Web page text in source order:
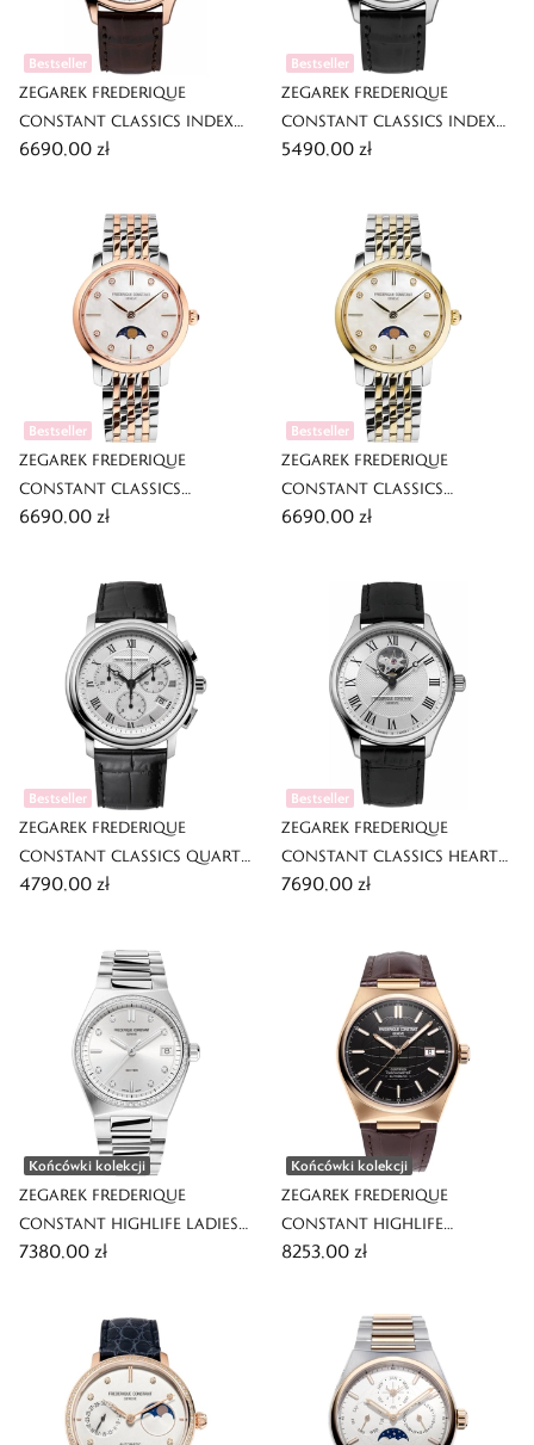
Bestseller
ZEGAREK FREDERIQUE
CONSTANT CLASSICS INDEX
AUTOMATIC
6690,00 zł
Bestseller
ZEGAREK FREDERIQUE
CONSTANT CLASSICS INDEX
AUTOMATIC
5490,00 zł
Bestseller
ZEGAREK FREDERIQUE
CONSTANT CLASSICS
SLIMLINE LADIES MOONPHASE
6690,00 zł
Bestseller
ZEGAREK FREDERIQUE
CONSTANT CLASSICS
SLIMLINE LADIES MOONPHASE
6690,00 zł
Bestseller
ZEGAREK FREDERIQUE
CONSTANT CLASSICS QUARTZ
CHRONOGRAPH
4790,00 zł
Bestseller
ZEGAREK FREDERIQUE
CONSTANT CLASSICS HEART
BEAT AUTOMATIC
7690,00 zł
Końcówki kolekcji
ZEGAREK FREDERIQUE
CONSTANT HIGHLIFE LADIES
QUARTZ
7380,00 zł
Końcówki kolekcji
ZEGAREK FREDERIQUE
CONSTANT HIGHLIFE
AUTOMATIC COSC
8253,00 zł